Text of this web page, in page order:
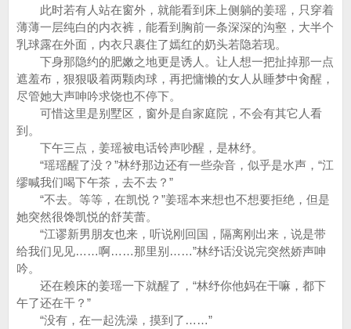
此时若有人站在窗外，就能看到床上侧躺的姜瑶，只穿着
薄薄一层纯白的内衣裤，能看到胸前一条深深的沟壑，大半个
乳球露在外面，内衣只裹住了嫣红的奶头若隐若现。
下身那隐约的肥嫩之地更是诱人。让人想一把扯掉那一点
遮羞布，狠狠吸着两颗肉球，再把慵懒的女人从睡梦中肏醒，
尽管她大声呻吟求饶也不停下。
可惜这里是别墅区，窗外是自家庭院，不会有其它人看
到。
下午三点，姜瑶被电话铃声吵醒，是林纾。
“瑶瑶醒了没？”林纾那边还有一些杂音，似乎是水声，“江
缪喊我们喝下午茶，去不去？”
“不去。等等，在凯悦？”姜瑶本来想也不想要拒绝，但是
她突然很馋凯悦的舒芙蕾。
“江谬新男朋友也来，听说刚回国，隔离刚出来，说是带
给我们见见……啊……那里别……”林纾话没说完突然娇声呻
吟。
还在赖床的姜瑶一下就醒了，“林纾你他妈在干嘛，都下
午了还在干？”
“没有，在一起洗澡，摸到了……”